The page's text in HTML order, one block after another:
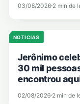
03/08/2026 2 min de
NOTICIAS
Jerônimo
30 mil
encontrou
02/08/2026 2 min de